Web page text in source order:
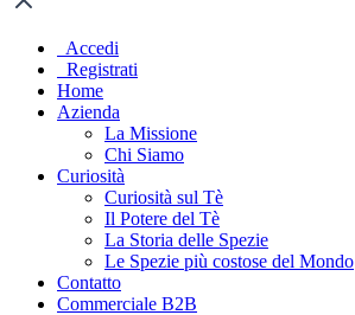
Accedi
Registrati
Home
Azienda
La Missione
Chi Siamo
Curiosità
Curiosità sul Tè
Il Potere del Tè
La Storia delle Spezie
Le Spezie più costose del Mondo
Contatto
Commerciale B2B